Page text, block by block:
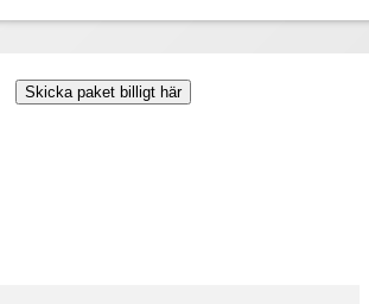
Skicka paket billigt här